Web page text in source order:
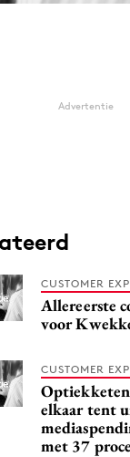
Advertentie
CUSTOMER
Allereerste
voor
CUSTOMER
elkaar tent
met 37